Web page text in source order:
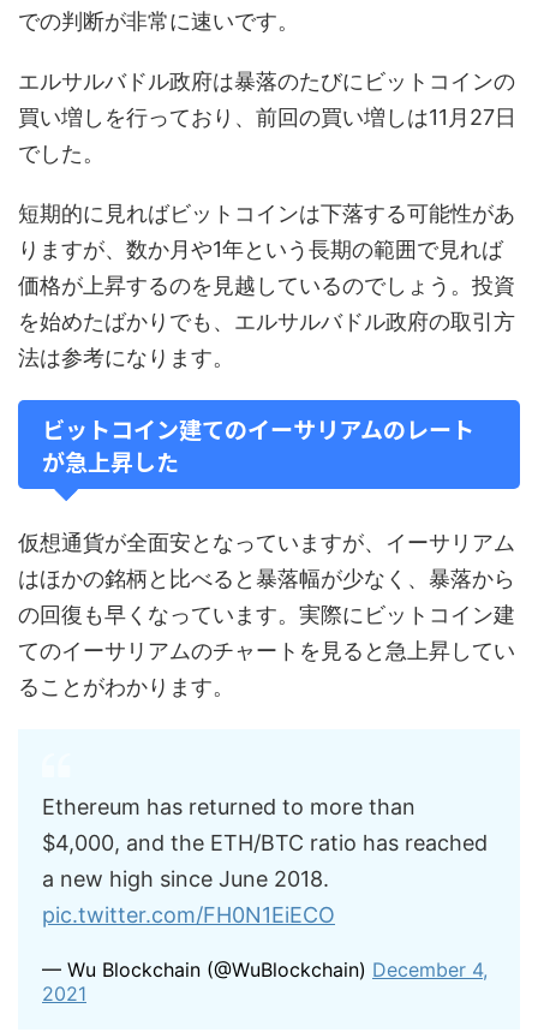
での判断が非常に速いです。
エルサルバドル政府は暴落のたびにビットコインの
買い増しを行っており、前回の買い増しは11月27日
でした。
短期的に見ればビットコインは下落する可能性があ
りますが、数か月や1年という長期の範囲で見れば
価格が上昇するのを見越しているのでしょう。投資
を始めたばかりでも、エルサルバドル政府の取引方
法は参考になります。
ビットコイン建てのイーサリアムのレート
が急上昇した
仮想通貨が全面安となっていますが、イーサリアム
はほかの銘柄と比べると暴落幅が少なく、暴落から
の回復も早くなっています。実際にビットコイン建
てのイーサリアムのチャートを見ると急上昇してい
ることがわかります。
Ethereum has returned to more than
$4,000, and the ETH/BTC ratio has reached
a new high since June 2018.
pic.twitter.com/FH0N1EiECO
— Wu Blockchain (@WuBlockchain) December 4,
2021